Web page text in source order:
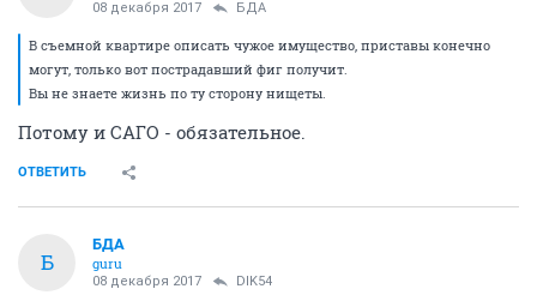
08 декабря 2017 БДА
В съемной квартире описать чужое имущество, приставы конечно
могут, только вот пострадавший фиг получит.
Вы не знаете жизнь по ту сторону нищеты.
Потому и САГО - обязательное.
ОТВЕТИТЬ
Б
БДА
guru
08 декабря 2017 DIK54